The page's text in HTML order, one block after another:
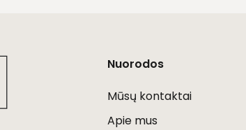
Nuorodos
Mūsų kontaktai
Apie mus